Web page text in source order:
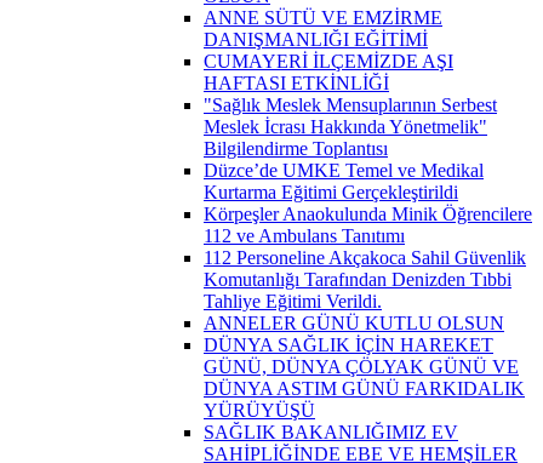
ANNE SÜTÜ VE EMZİRME
DANIŞMANLIĞI EĞİTİMİ
CUMAYERİ İLÇEMİZDE AŞI
HAFTASI ETKİNLİĞİ
"Sağlık Meslek Mensuplarının Serbest
Meslek İcrası Hakkında Yönetmelik"
Bilgilendirme Toplantısı
Düzce’de UMKE Temel ve Medikal
Kurtarma Eğitimi Gerçekleştirildi
Körpeşler Anaokulunda Minik Öğrencilere
112 ve Ambulans Tanıtımı
112 Personeline Akçakoca Sahil Güvenlik
Komutanlığı Tarafından Denizden Tıbbi
Tahliye Eğitimi Verildi.
ANNELER GÜNÜ KUTLU OLSUN
DÜNYA SAĞLIK İÇİN HAREKET
GÜNÜ, DÜNYA ÇÖLYAK GÜNÜ VE
DÜNYA ASTIM GÜNÜ FARKIDALIK
YÜRÜYÜŞÜ
SAĞLIK BAKANLIĞIMIZ EV
SAHİPLİĞİNDE EBE VE HEMŞİLER